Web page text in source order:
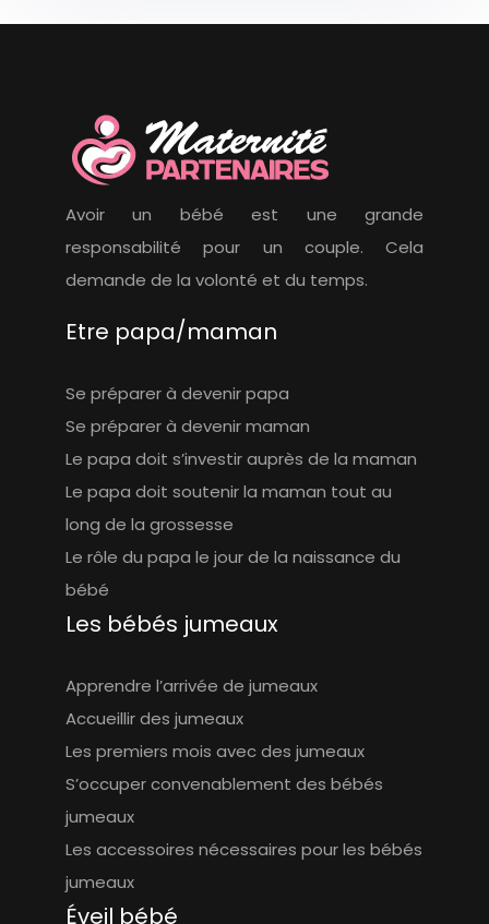
Avoir un bébé est une grande
responsabilité pour un couple. Cela
demande de la volonté et du temps.
Etre papa/maman
Se préparer à devenir papa
Se préparer à devenir maman
Le papa doit s’investir auprès de la maman
Le papa doit soutenir la maman tout au
long de la grossesse
Le rôle du papa le jour de la naissance du
bébé
Les bébés jumeaux
Apprendre l’arrivée de jumeaux
Accueillir des jumeaux
Les premiers mois avec des jumeaux
S’occuper convenablement des bébés
jumeaux
Les accessoires nécessaires pour les bébés
jumeaux
Éveil bébé